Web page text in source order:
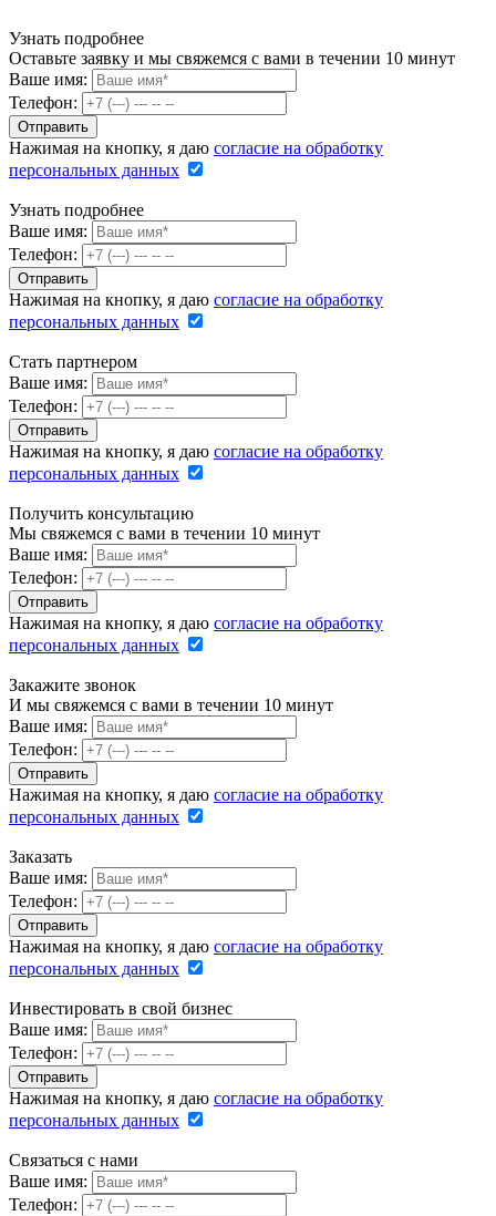
Узнать подробнее
Оставьте заявку и мы свяжемся с вами в течении 10 минут
Ваше имя:
Телефон:
Нажимая на кнопку, я даю согласие на обработку
персональных данных
Узнать подробнее
Ваше имя:
Телефон:
Нажимая на кнопку, я даю согласие на обработку
персональных данных
Стать партнером
Ваше имя:
Телефон:
Нажимая на кнопку, я даю согласие на обработку
персональных данных
Получить консультацию
Мы свяжемся с вами в течении 10 минут
Ваше имя:
Телефон:
Нажимая на кнопку, я даю согласие на обработку
персональных данных
Закажите звонок
И мы свяжемся с вами в течении 10 минут
Ваше имя:
Телефон:
Нажимая на кнопку, я даю согласие на обработку
персональных данных
Заказать
Ваше имя:
Телефон:
Нажимая на кнопку, я даю согласие на обработку
персональных данных
Инвестировать в свой бизнес
Ваше имя:
Телефон:
Нажимая на кнопку, я даю согласие на обработку
персональных данных
Связаться с нами
Ваше имя:
Телефон: